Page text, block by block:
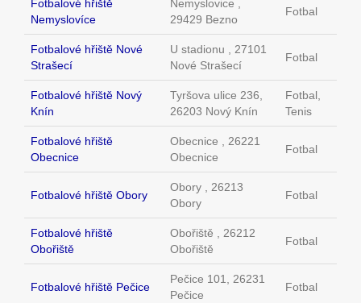
Fotbalové hřiště
Nemyslovíce
Nemyslovice ,
29429 Bezno
Fotbal
Fotbalové hřiště Nové
Strašecí
U stadionu , 27101
Nové Strašecí
Fotbal
Fotbalové hřiště Nový
Knín
Tyršova ulice 236,
26203 Nový Knín
Fotbal,
Tenis
Fotbalové hřiště
Obecnice
Obecnice , 26221
Obecnice
Fotbal
Fotbalové hřiště Obory
Obory , 26213
Obory
Fotbal
Fotbalové hřiště
Obořiště
Obořiště , 26212
Obořiště
Fotbal
Fotbalové hřiště Pečice
Pečice 101, 26231
Pečice
Fotbal